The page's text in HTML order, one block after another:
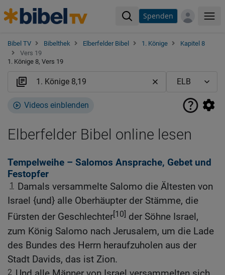
Spenden
Bibel TV Bibelthek Elberfelder Bibel 1. Könige
Kapitel 8
Vers 19
1. Könige 8, Vers 19
Videos einblenden
Elberfelder Bibel online lesen
Tempelweihe – Salomos Ansprache, Gebet und
Festopfer
1
Damals versammelte Salomo die Ältesten von
Israel {und} alle Oberhäupter der Stämme, die
Fürsten der Geschlechter[10] der Söhne Israel,
zum König Salomo nach Jerusalem, um die Lade
des Bundes des Herrn heraufzuholen aus der
Stadt Davids, das ist Zion.
2